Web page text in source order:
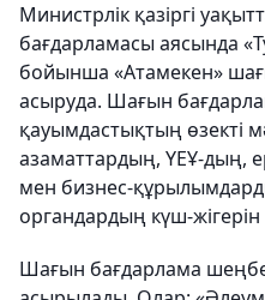
Министрлік қазіргі
бағдарламасы аясында
бойынша «Атамекен»
асыруда. Шағын
қауымдастықтың өзекті
азаматтардың, ҮЕҰ-дың,
мен бизнес-
органдардың күш-жігерін
Шағын бағдарлама